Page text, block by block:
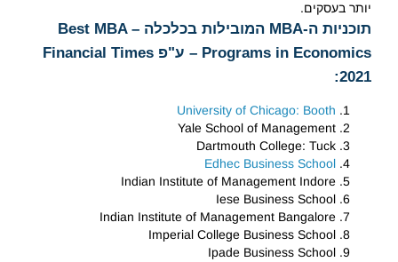
יותר בעסקים.
תוכניות ה-MBA המובילות בכלכלה – Best MBA
Programs in Economics – ע"פ Financial Times
2021:
University of Chicago: Booth
Yale School of Management
Dartmouth College: Tuck
Edhec Business School
Indian Institute of Management Indore
Iese Business School
Indian Institute of Management Bangalore
Imperial College Business School
Ipade Business School